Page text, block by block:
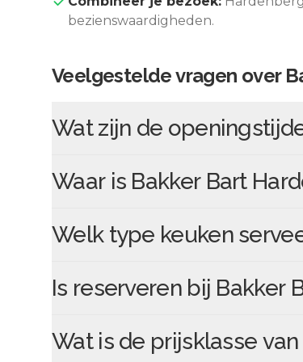
bezienswaardigheden.
Veelgestelde vragen over
Wat zijn de
Waar is Bakker Bart
Welk type keuken
Is reserveren bij Bakker
Wat is de prijsklasse van